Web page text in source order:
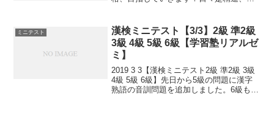
ミニテスト
漢検ミニテスト【3/3】2級 準2級
3級 4級 5級 6級【学習塾リアルゼ
ミ】
2019 3 3【漢検ミニテスト2級 準2級 3級
4級 5級 6級】先日から5級の問題に漢字
熟語の音訓問題を追加しました。6級も追